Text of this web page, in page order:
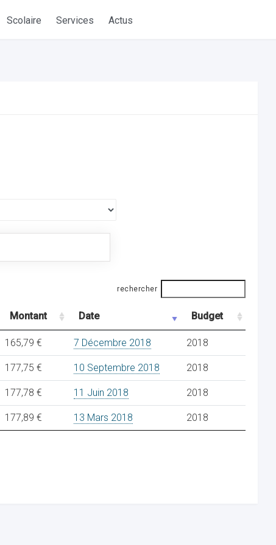
Scolaire Services Actus
rechercher
Montant Date Budget
165,79 € 7 Décembre 2018 2018
177,75 € 10 Septembre 2018 2018
177,78 € 11 Juin 2018 2018
177,89 € 13 Mars 2018 2018